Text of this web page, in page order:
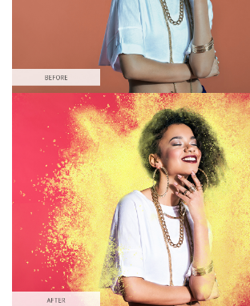
Kérlek, válassz
Free Photoshop Overlay #6
Small 800*533px
Color Powder
(30 Overlays)